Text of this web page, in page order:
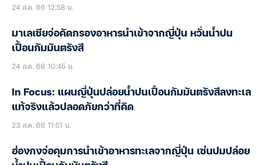
24 ส.ค. 66 12:58 น.
มาเลเซียจ่อคัดกรองอาหารนำเข้าจากญี่ปุ่น หวั่นน้ำปน
เปื้อนกัมมันตรังสี
24 ส.ค. 66 10:45 น.
In Focus: แผนญี่ปุ่นปล่อยน้ำปนเปื้อนกัมมันตรังสีลงทะเล
แท้จริงแล้วปลอดภัยกว่าที่คิด
23 ส.ค. 66 11:51 น.
ฮ่องกงจ่อคุมการนำเข้าอาหารทะเลจากญี่ปุ่น เซ่นปมปล่อย